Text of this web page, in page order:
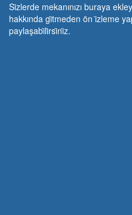
Si̇zlerde mekanınızı buraya
hakkında gi̇tmeden ön i̇zleme
paylaşabi̇li̇rsi̇ni̇z.